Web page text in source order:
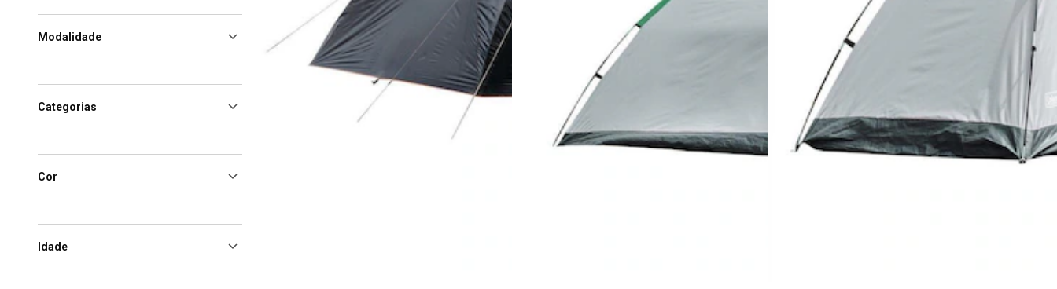
Modalidade
Categorias
Cor
Idade